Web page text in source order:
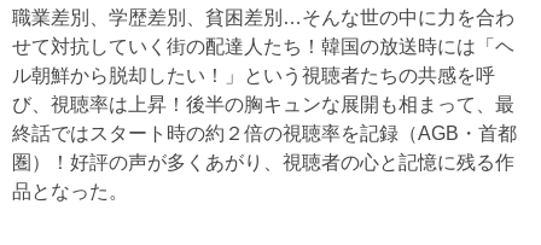
職業差別、学歴差別、貧困差別…そんな世の中に力を合わ
せて対抗していく街の配達人たち！韓国の放送時には「ヘ
ル朝鮮から脱却したい！」という視聴者たちの共感を呼
び、視聴率は上昇！後半の胸キュンな展開も相まって、最
終話ではスタート時の約２倍の視聴率を記録（AGB・首都
圏）！好評の声が多くあがり、視聴者の心と記憶に残る作
品となった。